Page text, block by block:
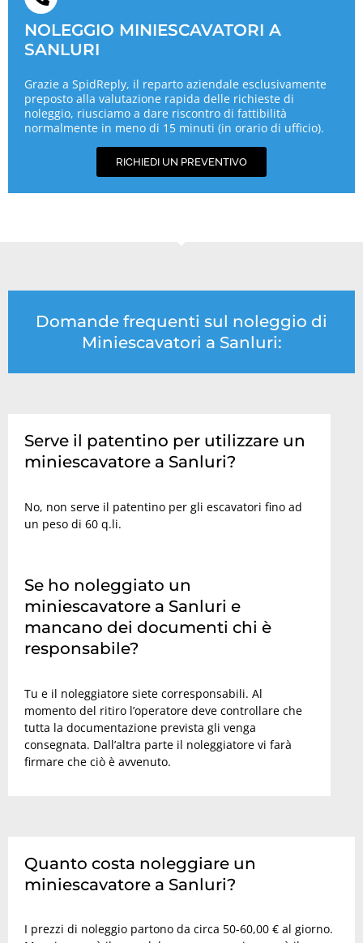
NOLEGGIO MINIESCAVATORI A
SANLURI
Grazie a SpidReply, il reparto aziendale esclusivamente
preposto alla valutazione rapida delle richieste di
noleggio, riusciamo a dare riscontro di fattibilità
normalmente in meno di 15 minuti (in orario di ufficio).
RICHIEDI UN PREVENTIVO
Domande frequenti sul noleggio di
Miniescavatori a Sanluri:
Serve il patentino per utilizzare un
miniescavatore a Sanluri?
No, non serve il patentino per gli escavatori fino ad
un peso di 60 q.li.
Se ho noleggiato un
miniescavatore a Sanluri e
mancano dei documenti chi è
responsabile?
Tu e il noleggiatore siete corresponsabili. Al
momento del ritiro l’operatore deve controllare che
tutta la documentazione prevista gli venga
consegnata. Dall’altra parte il noleggiatore vi farà
firmare che ciò è avvenuto.
Quanto costa noleggiare un
miniescavatore a Sanluri?
I prezzi di noleggio partono da circa 50-60,00 € al giorno.